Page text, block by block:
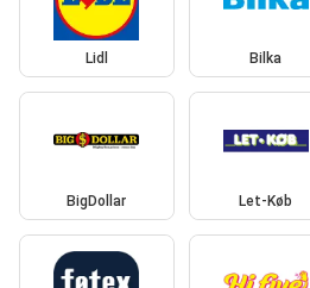
Lidl Bilka
BigDollar Let-Køb